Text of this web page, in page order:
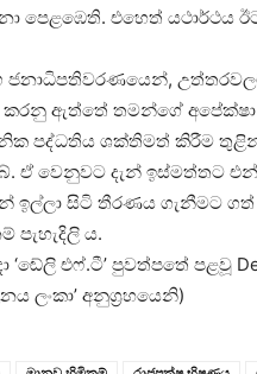
පෙළඹෙති. එහෙත් යථාර්ථය
කරනු ඇත්තේ තමන්ගේ
පද්ධතිය ශක්තිමත් කිරීම
ඒ වෙනුවට දැන් ඉස්මත්තට
සිටි තීරණය ගැනීමට ගත්
පැහැදිලි ය.
‘ඬේලි එෆ්.ටී’ පුවත්පතේ පළවූ
ලංකා’ අනුග්‍රහයෙනි)